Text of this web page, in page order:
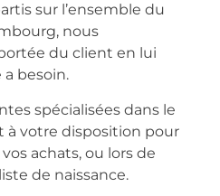
sur l’ensemble du
nous
du client en lui
besoin.
spécialisées dans le
à votre disposition pour
achats, ou lors de
de naissance.